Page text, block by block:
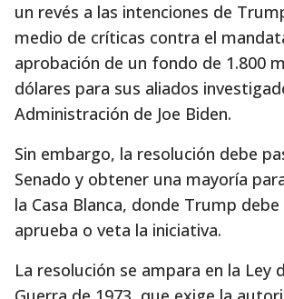
un revés a las intenciones de
medio de críticas contra el
aprobación de un fondo de 1.800
dólares para sus aliados
Administración de Joe Biden.
Sin embargo, la resolución debe
Senado y obtener una mayoría
la Casa Blanca, donde Trump
aprueba o veta la iniciativa.
La resolución se ampara en la Ley